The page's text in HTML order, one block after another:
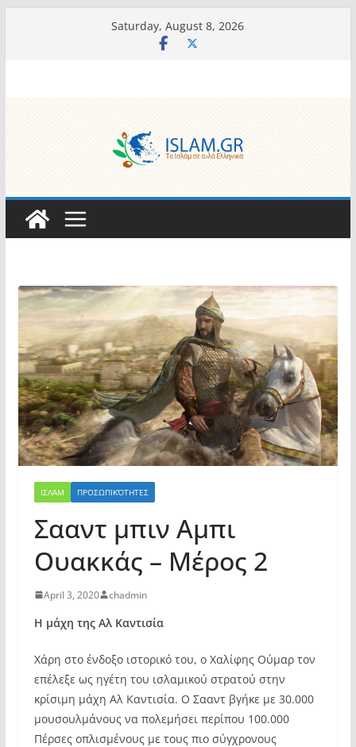
Saturday, August 8, 2026
ΙΣΛΆΜ ΠΡΟΣΩΠΙΚΌΤΗΤΕΣ
Σααντ μπιν Αμπι
Ουακκάς – Μέρος 2
April 3, 2020 chadmin
Η μάχη της Αλ Καντισία
Χάρη στο ένδοξο ιστορικό του, ο Χαλίφης Ούμαρ τον
επέλεξε ως ηγέτη του ισλαμικού στρατού στην
κρίσιμη μάχη Αλ Καντισία. Ο Σααντ βγήκε με 30.000
μουσουλμάνους να πολεμήσει περίπου 100.000
Πέρσες οπλισμένους με τους πιο σύγχρονους